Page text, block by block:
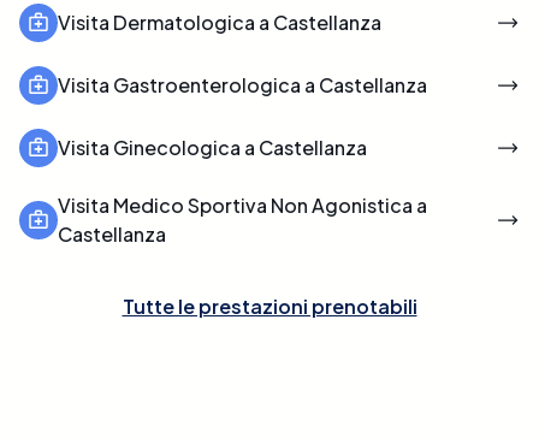
Visita Dermatologica a Castellanza
Visita Gastroenterologica a Castellanza
Visita Ginecologica a Castellanza
Visita Medico Sportiva Non Agonistica a
Castellanza
Tutte le prestazioni prenotabili